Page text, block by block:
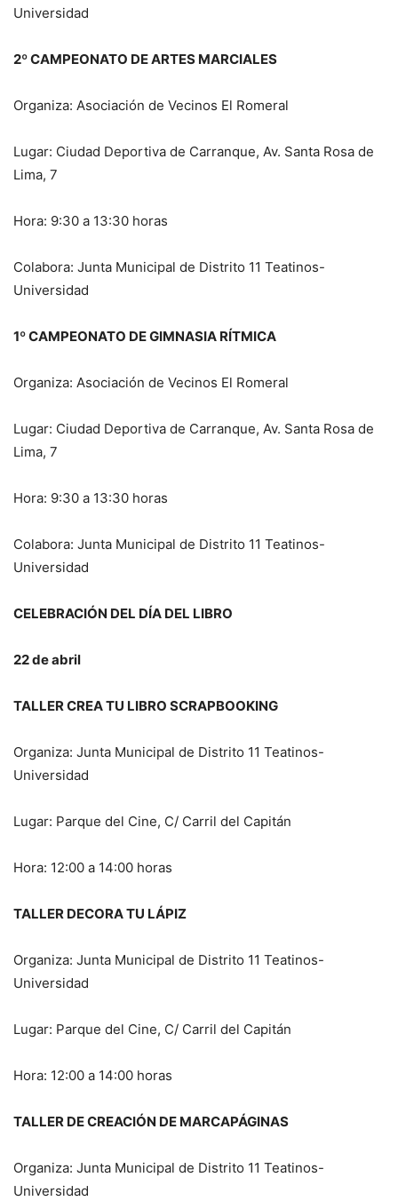
Universidad
2º CAMPEONATO DE ARTES MARCIALES
Organiza: Asociación de Vecinos El Romeral
Lugar: Ciudad Deportiva de Carranque, Av. Santa Rosa de
Lima, 7
Hora: 9:30 a 13:30 horas
Colabora: Junta Municipal de Distrito 11 Teatinos-
Universidad
1º CAMPEONATO DE GIMNASIA RÍTMICA
Organiza: Asociación de Vecinos El Romeral
Lugar: Ciudad Deportiva de Carranque, Av. Santa Rosa de
Lima, 7
Hora: 9:30 a 13:30 horas
Colabora: Junta Municipal de Distrito 11 Teatinos-
Universidad
CELEBRACIÓN DEL DÍA DEL LIBRO
22 de abril
TALLER CREA TU LIBRO SCRAPBOOKING
Organiza: Junta Municipal de Distrito 11 Teatinos-
Universidad
Lugar: Parque del Cine, C/ Carril del Capitán
Hora: 12:00 a 14:00 horas
TALLER DECORA TU LÁPIZ
Organiza: Junta Municipal de Distrito 11 Teatinos-
Universidad
Lugar: Parque del Cine, C/ Carril del Capitán
Hora: 12:00 a 14:00 horas
TALLER DE CREACIÓN DE MARCAPÁGINAS
Organiza: Junta Municipal de Distrito 11 Teatinos-
Universidad